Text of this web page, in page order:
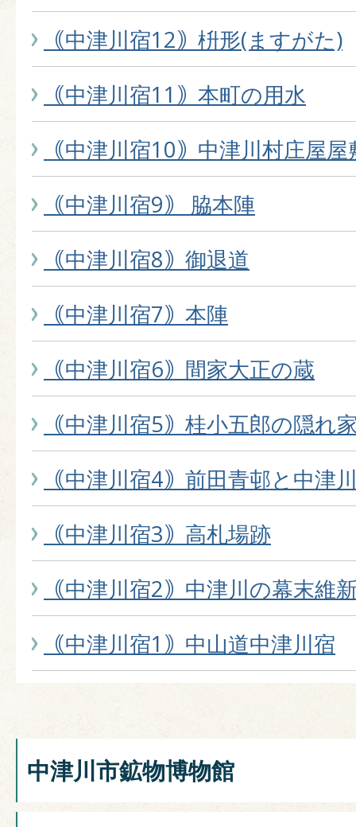
｟中津川宿12｠枡形(ますがた)
｟中津川宿11｠本町の用水
｟中津川宿10｠中津川村庄屋屋
｟中津川宿9｠ 脇本陣
｟中津川宿8｠御退道
｟中津川宿7｠本陣
｟中津川宿6｠間家大正の蔵
｟中津川宿5｠桂小五郎の隠れ
｟中津川宿4｠前田青邨と中津
｟中津川宿3｠高札場跡
｟中津川宿2｠中津川の幕末維
｟中津川宿1｠中山道中津川宿
中津川市鉱物博物館